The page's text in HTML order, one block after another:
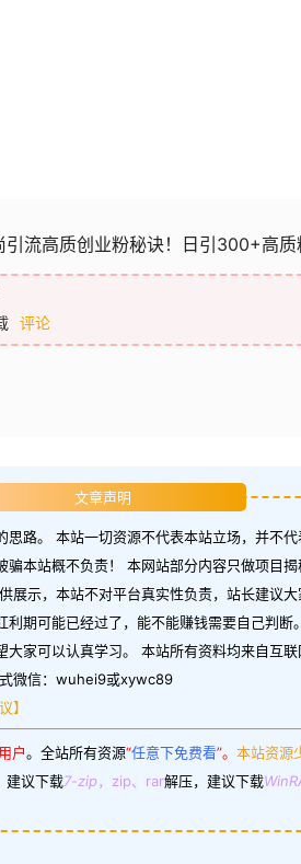
流高质创业粉秘诀！日引300+高
评论
文章声明
路。 本站一切资源不代表本站立场，并不
本站概不负责！ 本网站部分内容只做项目
展示，本站不对平台真实性负责，站长建议
期可能已经过了，能不能赚钱需要自己判
家可以认真学习。 本站所有资料均来自互
微信：wuhei9或xywc89
】
户。 全站所有资源“任意下免费看”。 本站资源
建议下载7-zip，zip、rar解压，建议下载